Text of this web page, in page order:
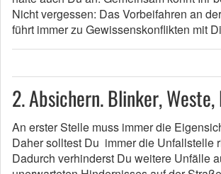
Nicht vergessen: Das Vorbeifahren an
führt immer zu Gewissenskonflikten mit
2. Absichern. Blinker,
An erster Stelle muss immer die
Daher solltest Du immer die Unfallstelle
Dadurch verhinderst Du weitere Unfälle